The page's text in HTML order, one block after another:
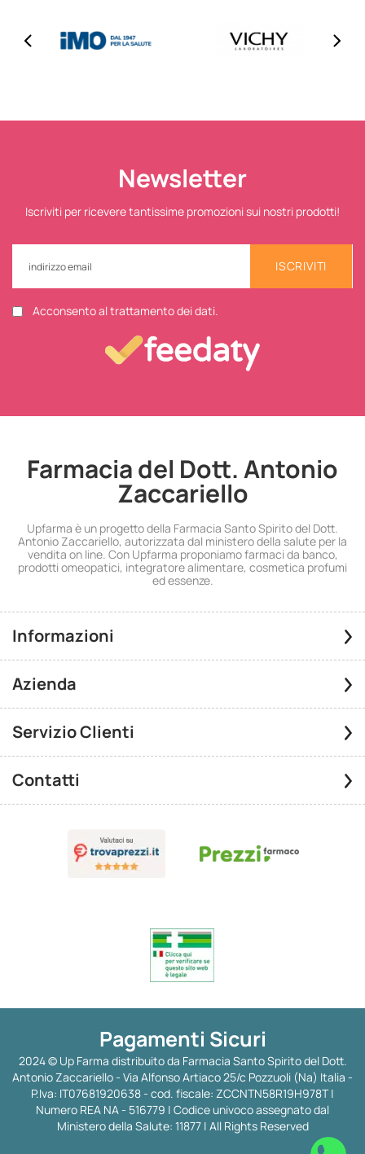
Newsletter
Iscriviti per ricevere tantissime promozioni sui nostri prodotti!
ISCRIVITI
Acconsento al trattamento dei dati.
Farmacia del Dott. Antonio
Zaccariello
Upfarma è un progetto della Farmacia Santo Spirito del Dott.
Antonio Zaccariello, autorizzata dal ministero della salute per la
vendita on line. Con Upfarma proponiamo farmaci da banco,
prodotti omeopatici, integratore alimentare, cosmetica profumi
ed essenze.
Informazioni
Azienda
Servizio Clienti
Contatti
Pagamenti Sicuri
2024 © Up Farma distribuito da Farmacia Santo Spirito del Dott.
Antonio Zaccariello - Via Alfonso Artiaco 25/c Pozzuoli (Na) Italia -
P.Iva: IT07681920638 - cod. fiscale: ZCCNTN58R19H978T |
Numero REA NA - 516779 | Codice univoco assegnato dal
Ministero della Salute: 11877 | All Rights Reserved